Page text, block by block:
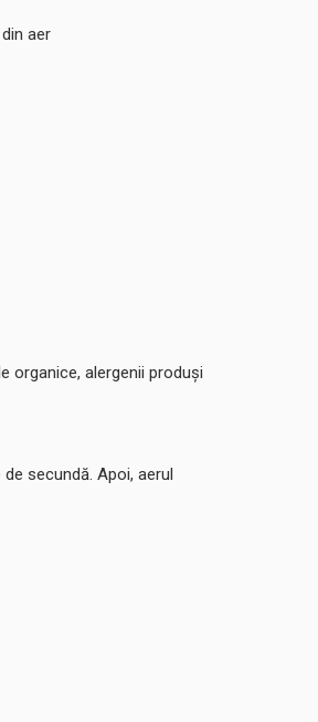
aer
organice, alergenii produși
secundă. Apoi, aerul